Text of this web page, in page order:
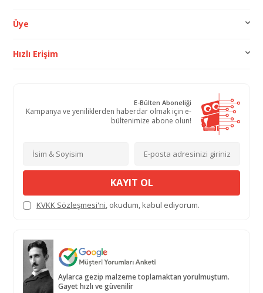
Üye
Hızlı Erişim
E-Bülten Aboneliği
Kampanya ve yeniliklerden haberdar olmak için e-
bültenimize abone olun!
KAYIT OL
KVKK Sözleşmesi'ni, okudum, kabul ediyorum.
Aylarca gezip malzeme toplamaktan yorulmuştum.
Gayet hızlı ve güvenilir